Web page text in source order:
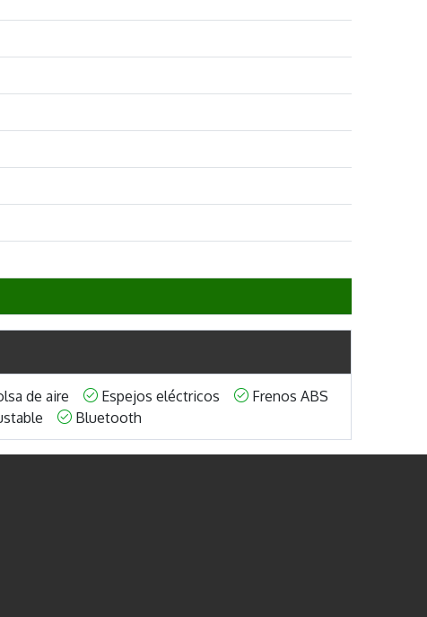
de aire Espejos eléctricos
Frenos ABS
Bluetooth